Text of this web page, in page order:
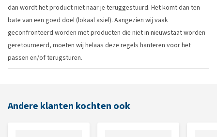
dan wordt het product niet naar je teruggestuurd. Het komt dan ten
bate van een goed doel (lokaal asiel). Aangezien wij vaak
geconfronteerd worden met producten die niet in nieuwstaat worden
geretourneerd, moeten wij helaas deze regels hanteren voor het
passen en/of terugsturen.
Andere klanten kochten ook